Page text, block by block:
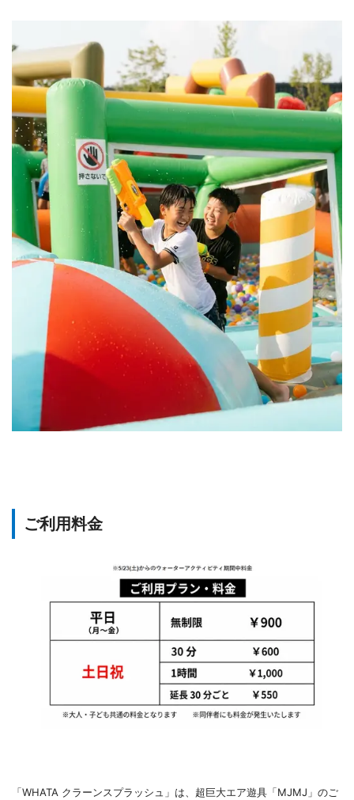
ご利用料金
「WHATA クラーンスプラッシュ」は、超巨大エア遊具「MJMJ」のご